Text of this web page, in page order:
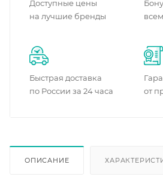
Доступные цены
на лучшие бренды
Быстрая доставка
по России за 24 часа
от
ОПИСАНИЕ